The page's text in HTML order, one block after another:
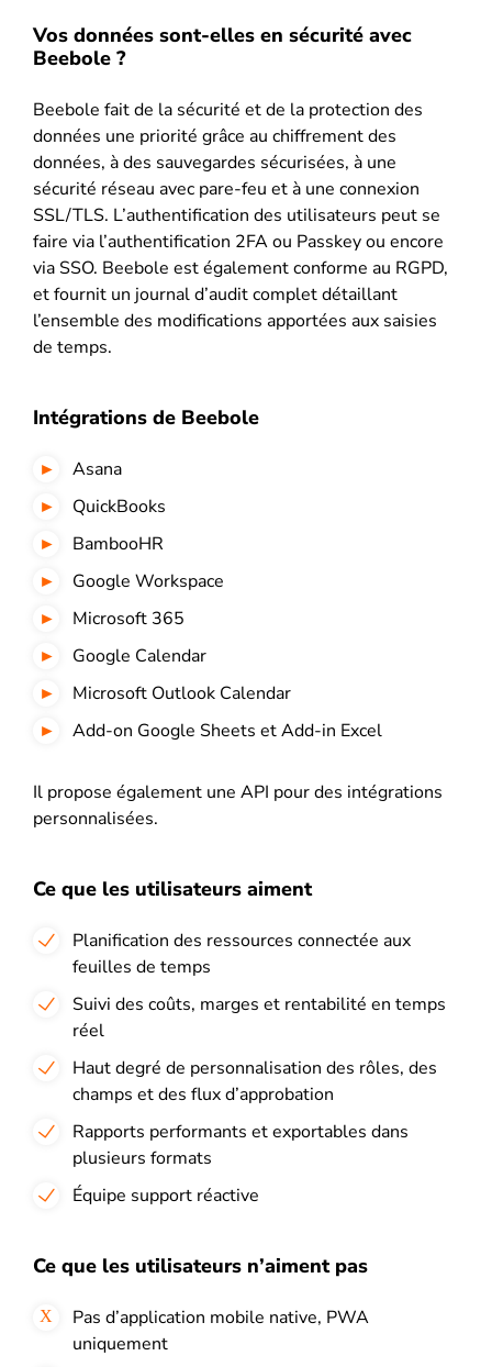
Vos données sont-elles en sécurité avec
Beebole ?
Beebole fait de la sécurité et de la protection des
données une priorité grâce au chiffrement des
données, à des sauvegardes sécurisées, à une
sécurité réseau avec pare-feu et à une connexion
SSL/TLS. L’authentification des utilisateurs peut se
faire via l’authentification 2FA ou Passkey ou encore
via SSO. Beebole est également conforme au RGPD,
et fournit un journal d’audit complet détaillant
l’ensemble des modifications apportées aux saisies
de temps.
Intégrations de Beebole
Asana
QuickBooks
BambooHR
Google Workspace
Microsoft 365
Google Calendar
Microsoft Outlook Calendar
Add-on Google Sheets et Add-in Excel
Il propose également une API pour des intégrations
personnalisées.
Ce que les utilisateurs aiment
Planification des ressources connectée aux
feuilles de temps
Suivi des coûts, marges et rentabilité en temps
réel
Haut degré de personnalisation des rôles, des
champs et des flux d’approbation
Rapports performants et exportables dans
plusieurs formats
Équipe support réactive
Ce que les utilisateurs n’aiment pas
Pas d’application mobile native, PWA
uniquement